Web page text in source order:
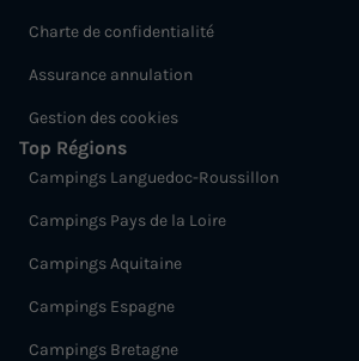
Charte de confidentialité
Assurance annulation
Gestion des cookies
Top Régions
Campings Languedoc-Roussillon
Campings Pays de la Loire
Campings Aquitaine
Campings Espagne
Campings Bretagne